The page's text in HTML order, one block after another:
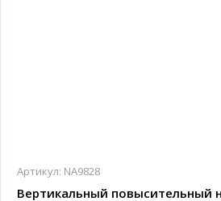
Артикул: NA9828
Вертикальный повысительный